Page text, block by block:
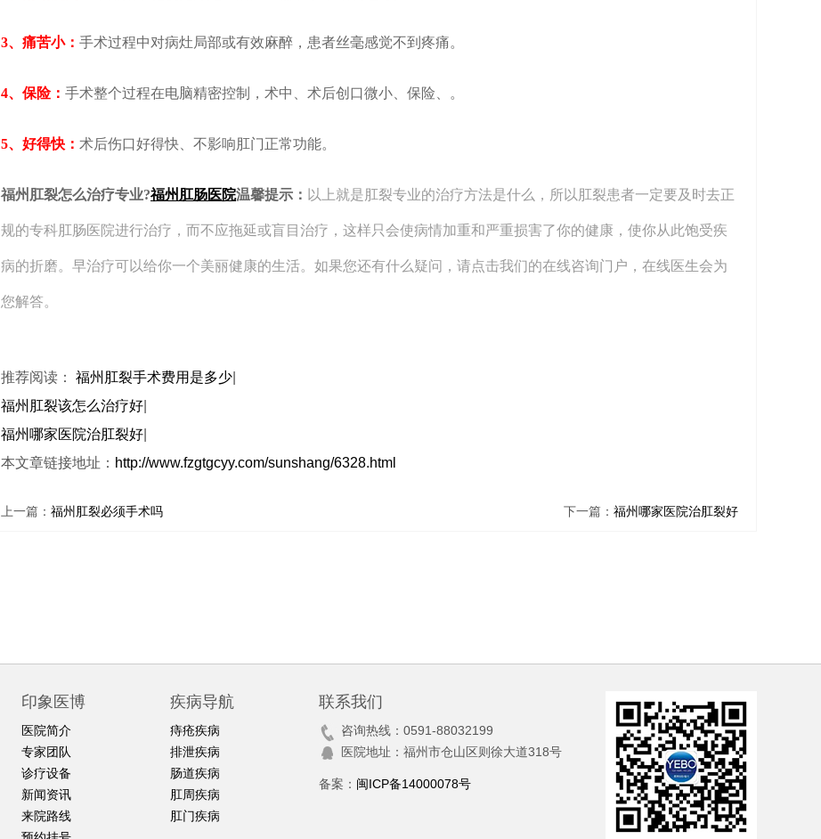
3、痛苦小： 手术过程中对病灶局部或有效麻醉，患者丝毫感觉不到疼痛。
4、保险： 手术整个过程在电脑精密控制，术中、术后创口微小、保险、。
5、好得快： 术后伤口好得快、不影响肛门正常功能。
福州肛裂怎么治疗专业?福州肛肠医院温馨提示： 以上就是肛裂专业的治疗方法是什么，所以肛裂患者一定要及时去正
规的专科肛肠医院进行治疗，而不应拖延或盲目治疗，这样只会使病情加重和严重损害了你的健康，使你从此饱受疾
病的折磨。早治疗可以给你一个美丽健康的生活。如果您还有什么疑问，请点击我们的在线咨询门户，在线医生会为
您解答。
推荐阅读： 福州肛裂手术费用是多少
福州肛裂该怎么治疗好
福州哪家医院治肛裂好
本文章链接地址： http://www.fzgtgcyy.com/sunshang/6328.html
上一篇： 福州肛裂必须手术吗 下一篇： 福州哪家医院治肛裂好
印象医博
医院简介
专家团队
诊疗设备
新闻资讯
来院路线
疾病导航
痔疮疾病
排泄疾病
肠道疾病
肛周疾病
肛门疾病
联系我们
咨询热线：0591-88032199
医院地址：福州市仓山区则徐大道318号
备案： 闽ICP备14000078号